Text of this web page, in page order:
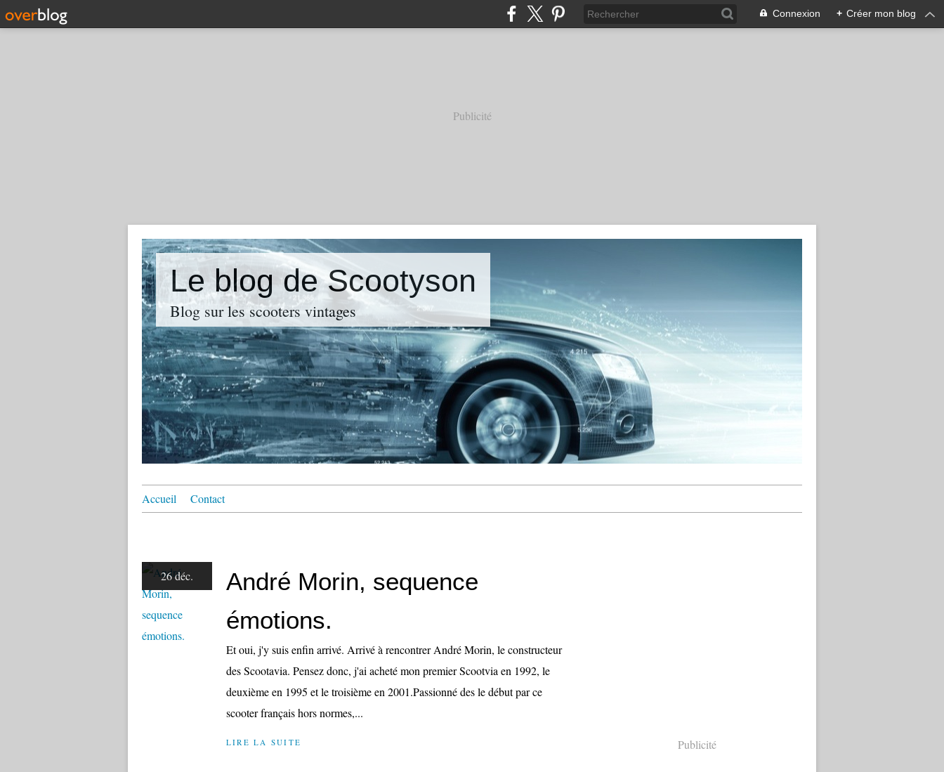
Connexion + Créer mon blog
Publicité
Le blog de Scootyson
Blog sur les scooters vintages
Accueil Contact
26 déc.
André Morin, sequence
émotions.
Et oui, j'y suis enfin arrivé. Arrivé à rencontrer André Morin, le constructeur
des Scootavia. Pensez donc, j'ai acheté mon premier Scootvia en 1992, le
deuxième en 1995 et le troisième en 2001.Passionné des le début par ce
scooter français hors normes,...
LIRE LA SUITE Publicité